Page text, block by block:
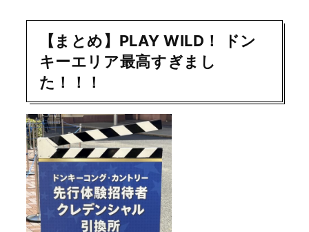
【まとめ】PLAY WILD！ ドン
キーエリア最高すぎまし
た！！！